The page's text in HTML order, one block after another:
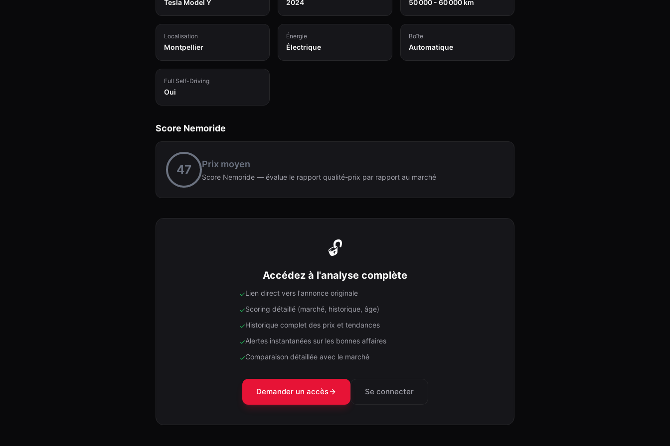
Tesla Model Y 2024 50 000 - 60 000 km
Localisation
Montpellier
Énergie
Électrique
Boîte
Automatique
Full Self-Driving
Oui
Score Nemoride
47 Prix moyen
Score Nemoride — évalue le rapport qualité-prix par rapport au marché
🔓
Accédez à l'analyse complète
✓Lien direct vers l'annonce originale
✓Scoring détaillé (marché, historique, âge)
✓Historique complet des prix et tendances
✓Alertes instantanées sur les bonnes affaires
✓Comparaison détaillée avec le marché
Demander un accès Se connecter